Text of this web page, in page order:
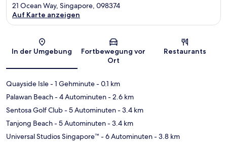
Karte
21 Ocean Way, Singapore, 098374
Auf Karte anzeigen
In der Umgebung
Fortbewegung vor
Ort
Restaurants
Quayside Isle- 1 Gehminute- 0.1 km
Palawan Beach- 4 Autominuten- 2.6 km
Sentosa Golf Club- 5 Autominuten- 3.4 km
Tanjong Beach- 5 Autominuten- 3.4 km
Universal Studios Singapore™ - 6 Autominuten- 3.8 km